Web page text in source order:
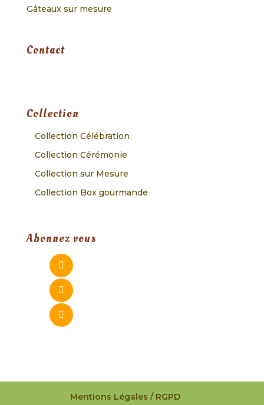
Gâteaux sur mesure
Contact
Collection
Collection Célébration
Collection Cérémonie
Collection sur Mesure
Collection Box gourmande
Abonnez vous
Mentions Légales / RGPD